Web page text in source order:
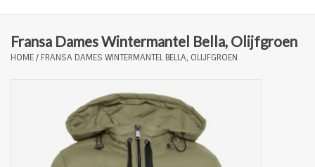
Merken
Fransa Dames Wintermantel Bella, Olijfgroen
HOME/ FRANSA DAMES WINTERMANTEL BELLA, OLIJFGROEN